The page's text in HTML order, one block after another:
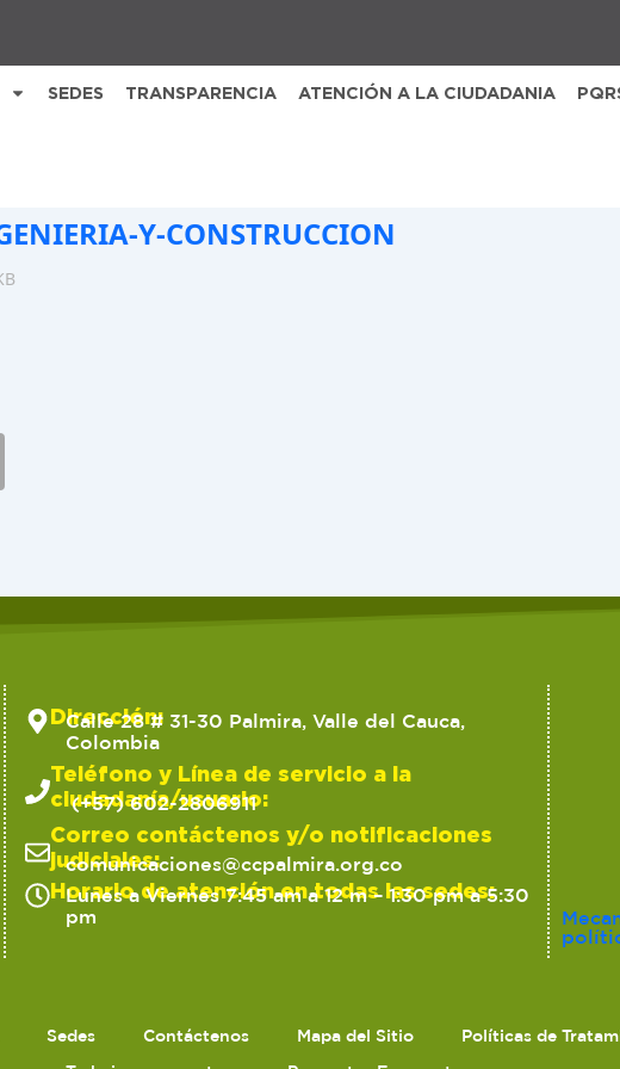
SEDES TRANSPARENCIA ATENCIÓN A LA CIUDADANIA
Y-CONSTRUCCION
Dirección:
Calle 28 # 31-30 Palmira, Valle del Cauca,
Colombia
Teléfono y Línea de servicio a la
ciudadanía/usuario:
(+57) 602-2806911
Correo contáctenos y/o notificaciones
judiciales:
comunicaciones@ccpalmira.org.co
Horario de atención en todas las sedes:
Lunes a Viernes 7:45 am a 12 m – 1:30 pm a 5:30
pm
Sedes Contáctenos Mapa del Sitio Políticas de